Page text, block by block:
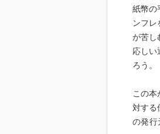
紙幣の
ンフ
が苦し
応しい
ろう。
この
対する
の発行